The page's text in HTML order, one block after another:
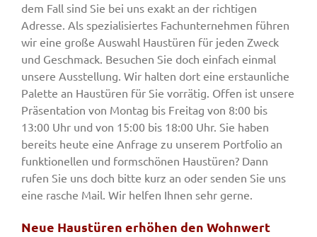
Team
Jobs
Kontakt
dem Fall sind Sie bei uns exakt an der richtigen
Adresse. Als spezialisiertes Fachunternehmen führen
wir eine große Auswahl Haustüren für jeden Zweck
und Geschmack. Besuchen Sie doch einfach einmal
unsere Ausstellung. Wir halten dort eine erstaunliche
Palette an Haustüren für Sie vorrätig. Offen ist unsere
Präsentation von Montag bis Freitag von 8:00 bis
13:00 Uhr und von 15:00 bis 18:00 Uhr. Sie haben
bereits heute eine Anfrage zu unserem Portfolio an
funktionellen und formschönen Haustüren? Dann
rufen Sie uns doch bitte kurz an oder senden Sie uns
eine rasche Mail. Wir helfen Ihnen sehr gerne.
Neue Haustüren erhöhen den Wohnwert